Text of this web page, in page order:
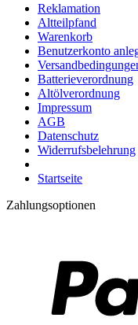
Reklamation
Altteilpfand
Warenkorb
Benutzerkonto
Batterieverordnung
Altölverordnung
Impressum
AGB
Datenschutz
Widerrufsbelehrung
Startseite
Zahlungsoptionen